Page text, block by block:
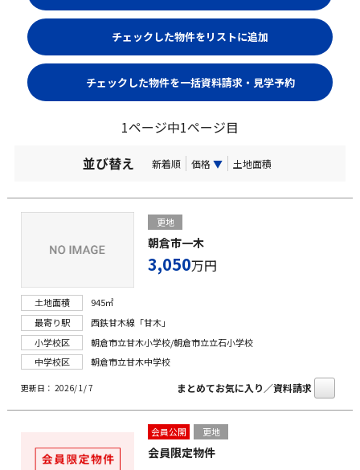
1ページ中1ページ目
並び替え
新着順 価格 ▼ 土地面積
更地
朝倉市一木
3,050万円
土地面積
945㎡
最寄り駅
西鉄甘木線「甘木」
小学校区
朝倉市立甘木小学校/朝倉市立立石小学校
中学校区
朝倉市立甘木中学校
更新日： 2026/ 1/ 7 まとめてお気に入り／資料請求
会員公開 更地
会員限定物件